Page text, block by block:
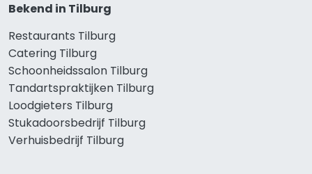
Bekend in Tilburg
Restaurants Tilburg
Catering Tilburg
Schoonheidssalon Tilburg
Tandartspraktijken Tilburg
Loodgieters Tilburg
Stukadoorsbedrijf Tilburg
Verhuisbedrijf Tilburg